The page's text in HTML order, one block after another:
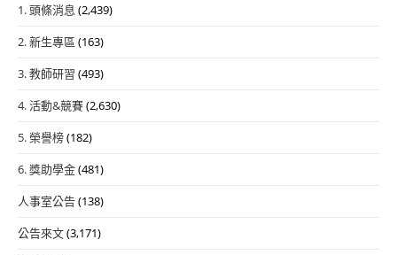
1. 頭條消息 (2,439)
2. 新生專區 (163)
3. 教師研習 (493)
4. 活動&競賽(2,630)
5. 榮譽榜(182)
6. 獎助學金(481)
人事室公告(138)
公告來文(3,171)